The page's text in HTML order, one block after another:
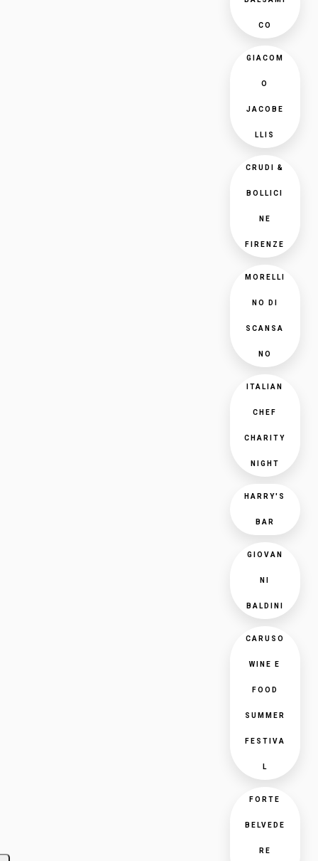
CO
GIACOM
O
JACOBE
LLIS
CRUDI &
BOLLICI
NE
FIRENZE
MORELLI
NO DI
SCANSA
NO
ITALIAN
CHEF
CHARITY
NIGHT
HARRY'S
BAR
GIOVAN
NI
BALDINI
CARUSO
WINE E
FOOD
SUMMER
FESTIVA
L
FORTE
BELVEDE
RE